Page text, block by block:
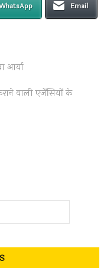
Email
आर्या
वाली एजेंसियों के